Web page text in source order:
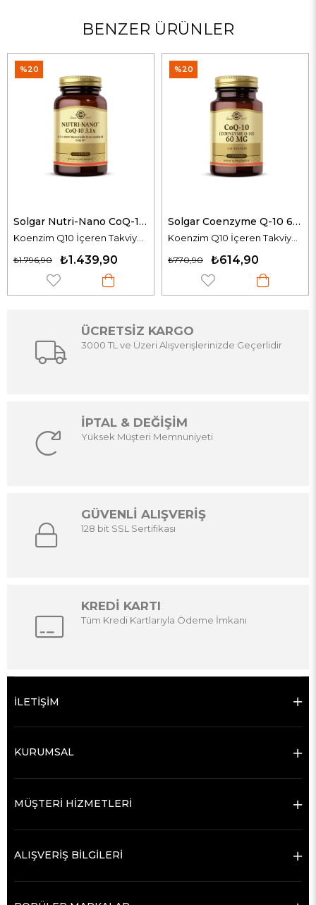
BENZER ÜRÜNLER
Solgar Nutri-Nano CoQ-10 3.1x 50 Kapsül
Koenzim Q10 İçeren Takviye Edici Gıda
₺1.439,90
₺1.796,90
%20
Solgar Coenzyme Q-10 60 mg 30 Kapsül
Koenzim Q10 İçeren Takviye Edici Gıda
₺614,90
₺770,90
%20
ÜCRETSİZ KARGO
3000 TL ve Üzeri Alışverişlerinizde Geçerlidir
İPTAL & DEĞİŞİM
Yüksek Müşteri Memnuniyeti
GÜVENLİ ALIŞVERİŞ
128 bit SSL Sertifikası
KREDİ KARTI
Tüm Kredi Kartlarıyla Ödeme İmkanı
İLETİŞİM
KURUMSAL
MÜŞTERİ HİZMETLERİ
ALIŞVERİŞ BİLGİLERİ